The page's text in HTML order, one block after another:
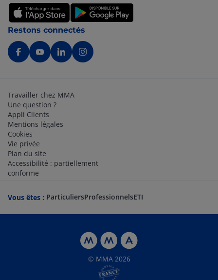
Restons connectés
Travailler chez MMA
Une question ?
Appli Clients
Mentions légales
Cookies
Vie privée
Plan du site
Accessibilité : partiellement
conforme
Vous êtes : ParticuliersProfessionnelsETI
© MMA 2026